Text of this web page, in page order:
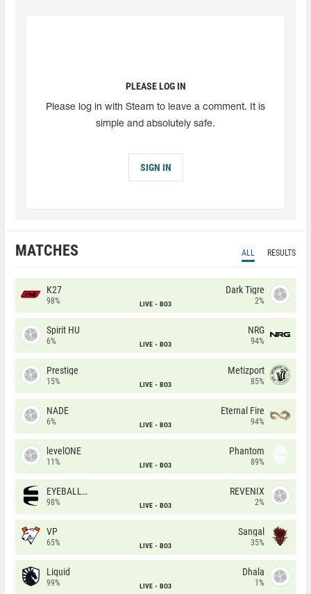
PLEASE LOG IN
Please log in with Steam to leave a comment. It is
simple and absolutely safe.
SIGN IN
MATCHES ALL RESULTS
K27
98% LIVE BO3
Dark Tigre
2%
Spirit HU
6% LIVE BO3
NRG
94%
Prestige
15% LIVE BO3
Metizport
85%
NADE
6% LIVE BO3
Eternal Fire
94%
levelONE
11% LIVE BO3
Phantom
89%
EYEBALLERS
98% LIVE BO3
REVENIX
2%
VP
65% LIVE BO3
Sangal
35%
Liquid
99% LIVE BO3
Dhala
1%